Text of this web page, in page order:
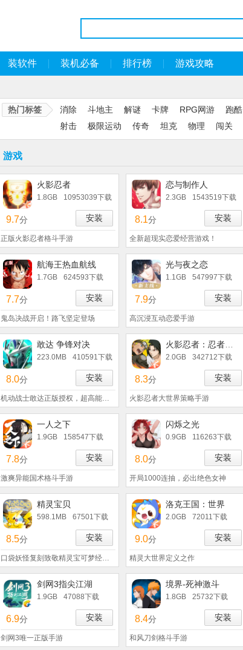
装软件 装机必备 排行榜 游戏攻略
热门标签 消除 斗地主 解谜 卡牌 RPG网游 跑酷
射击
极限运动 传奇 坦克 物理 闯关
游戏
火影忍者
1.8GB 10953039下载
9.7分 安装
正版火影忍者格斗手游
恋与制作人
2.3GB 1543519下载
8.1分 安装
全新超现实恋爱经营游戏！
航海王热血航线
1.7GB 624593下载
7.7分 安装
鬼岛决战开启！路飞坚定登场
光与夜之恋
1.1GB 547997下载
7.9分 安装
高沉浸互动恋爱手游
敢达 争锋对决
223.0MB 410591下载
8.0分 安装
机动战士敢达正版授权，超高能敢达手游来袭
2.0GB 342712下载
8.3分 安装
火影忍者大世界策略手游
一人之下
1.9GB 158547下载
7.8分 安装
激爽异能国术格斗手游
闪烁之光
0.9GB 116263下载
8.0分 安装
开局1000连抽，必出绝色女神
精灵宝贝
598.1MB 67501下载
8.5分 安装
口袋妖怪复刻致敬精灵宝可梦经典还原系列之作
洛克王国：世界
2.0GB 72011下载
9.0分 安装
精灵大世界定义之作
剑网3指尖江湖
1.9GB 47088下载
6.9分 安装
剑网3唯一正版手游
境界-死神激斗
1.8GB 25732下载
8.4分 安装
和风刀剑格斗手游